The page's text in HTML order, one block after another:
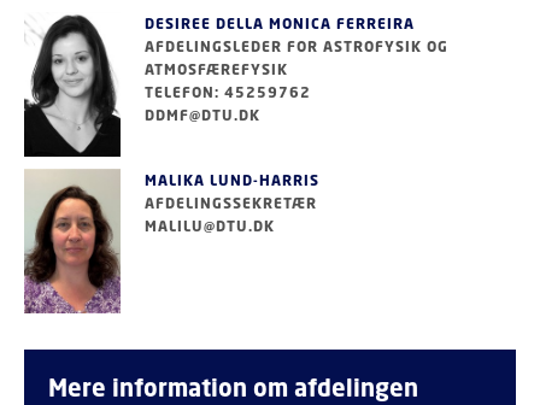
DESIREE DELLA MONICA FERREIRA
AFDELINGSLEDER FOR ASTROFYSIK OG
ATMOSFÆREFYSIK
TELEFON: 45259762
DDMF@DTU.DK
MALIKA LUND-HARRIS
AFDELINGSSEKRETÆR
MALILU@DTU.DK
Mere information om afdelingen